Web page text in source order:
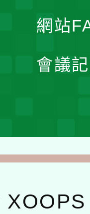
網站
會議
XOOPS